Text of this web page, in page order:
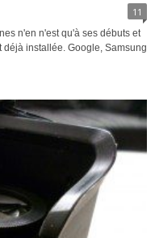
11
n'en n'est qu'à ses débuts et
installée. Google, Samsung